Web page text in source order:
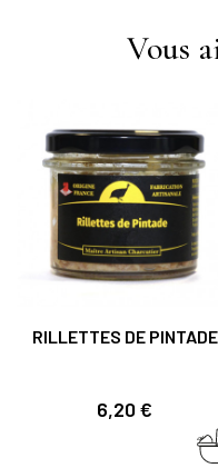
Vous
RILLETTES DE PINTADE
Prix
6,20 €